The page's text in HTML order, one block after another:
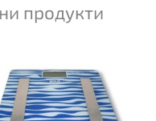
продукти